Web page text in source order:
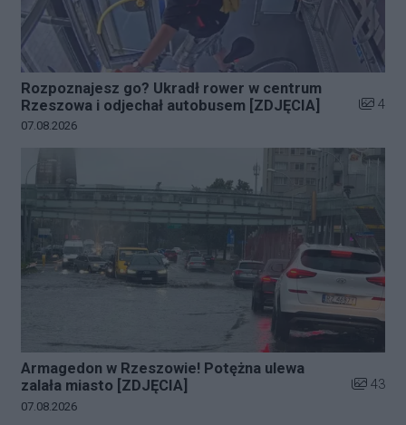
Rozpoznajesz go? Ukradł rower w centrum
Rzeszowa i odjechał autobusem [ZDJĘCIA]
Liczba
4
Data dodania galerii:
07.08.2026
Armagedon w Rzeszowie! Potężna ulewa
zalała miasto [ZDJĘCIA]
Liczba
43
Data dodania galerii:
07.08.2026